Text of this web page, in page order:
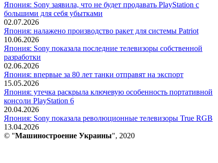
Япония: Sony заявила, что не будет продавать PlayStation с
большими для себя убытками
02.07.2026
Япония: налажено производство ракет для системы Patriot
10.06.2026
Япония: Sony показала последние телевизоры собственной
разработки
02.06.2026
Япония: впервые за 80 лет танки отправят на экспорт
15.05.2026
Япония: утечка раскрыла ключевую особенность портативной
консоли PlayStation 6
20.04.2026
Япония: Sony показала революционные телевизоры True RGB
13.04.2026
© "Машиностроение Украины", 2020